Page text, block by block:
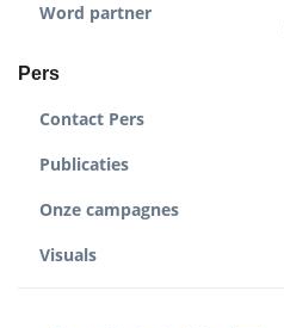
Word partner
Pers
Contact Pers
Publicaties
Onze campagnes
Visuals